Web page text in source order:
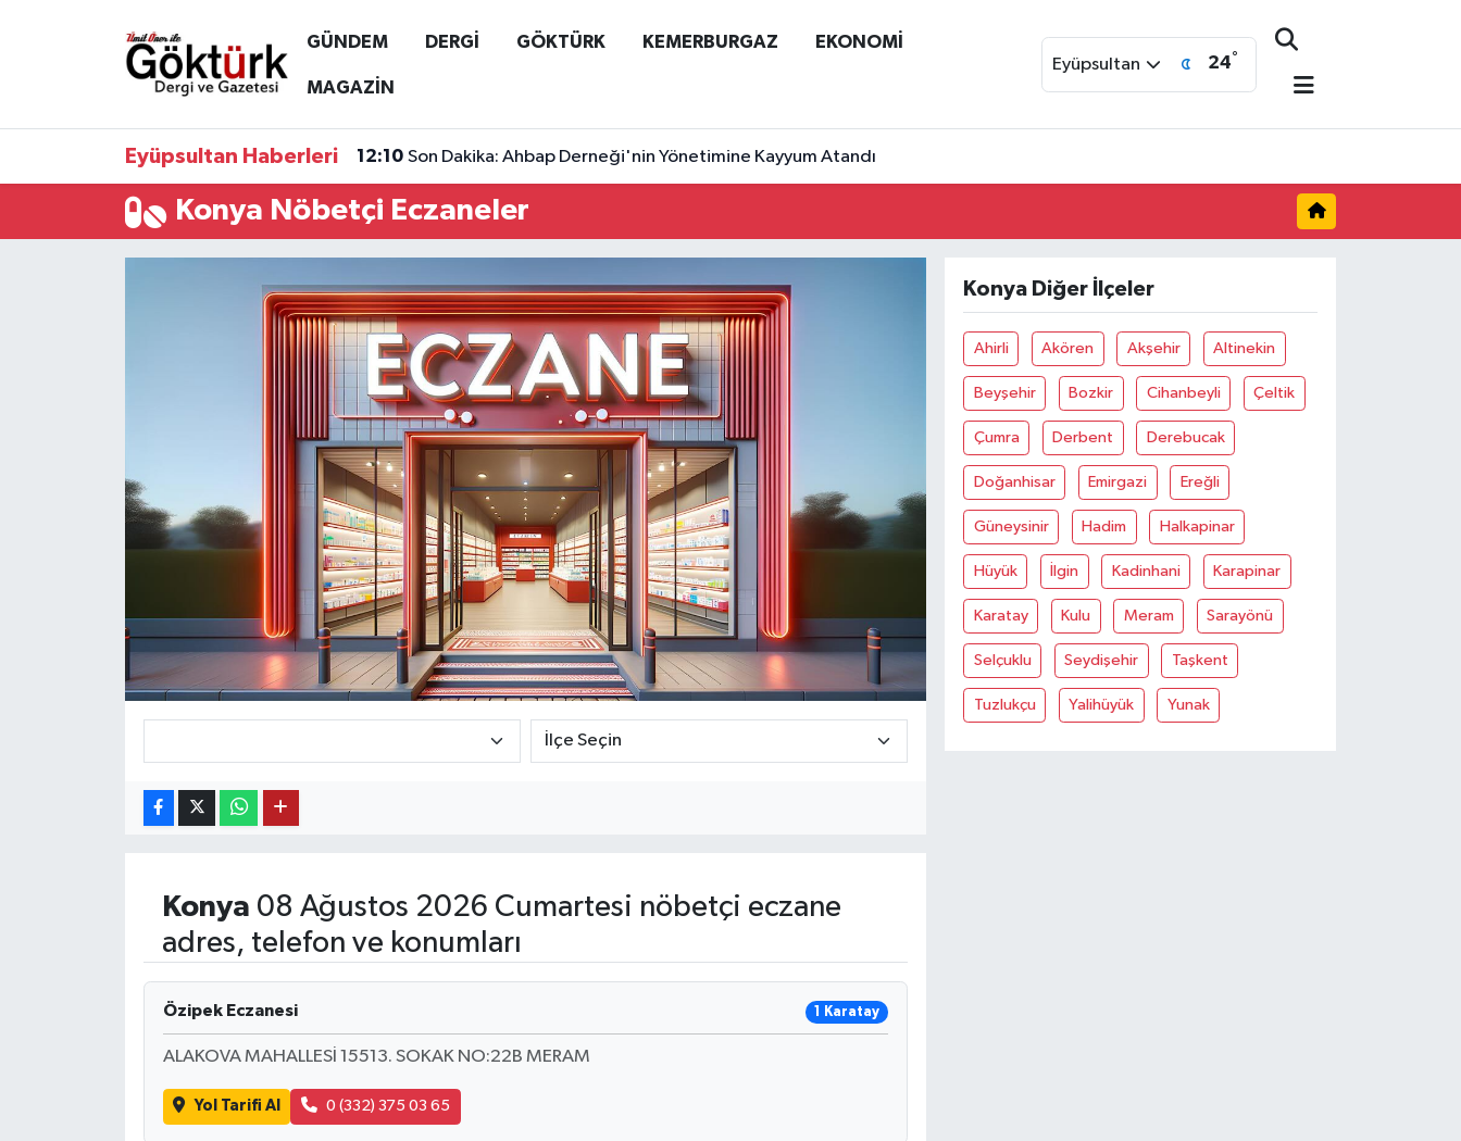
GÜNDEM DERGİ GÖKTÜRK KEMERBURGAZ EKONOMİ
MAGAZİN
Eyüpsultan 24°
Eyüpsultan Haberleri 12:10 Son Dakika: Ahbap Derneği'nin Yönetimine Kayyum Atandı
Konya Nöbetçi Eczaneler
Konya 08 Ağustos 2026 Cumartesi nöbetçi eczane
adres, telefon ve konumları
Özipek Eczanesi 1 Karatay
ALAKOVA MAHALLESİ 15513. SOKAK NO:22B MERAM
Yol Tarifi Al 0 (332) 375 03 65
Konya Diğer İlçeler
Ahirli Akören Akşehir Altinekin
Beyşehir Bozkir Cihanbeyli Çeltik
Çumra Derbent Derebucak
Doğanhisar Emirgazi Ereğli
Güneysinir Hadim Halkapinar
Hüyük İlgin Kadinhani Karapinar
Karatay Kulu Meram Sarayönü
Selçuklu Seydişehir Taşkent
Tuzlukçu Yalihüyük Yunak
Anne Çocuk
KEMERBURGAZ
MAGAZİN
ÖZEL HABER
Eyüpsultan Hava Durumu
Süper Lig Puan Durumu ve Fikstür